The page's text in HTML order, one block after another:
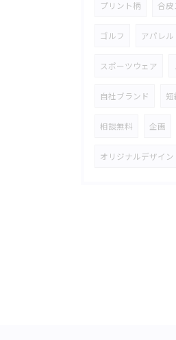
プリント柄 合皮
ゴルフ アパレル
スポーツウェア
自社ブランド 短
相談無料 企画
オリジナルデザイン